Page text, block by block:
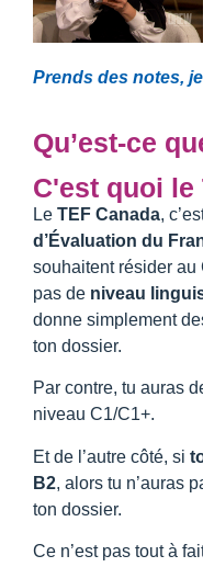
Prends des notes,
Qu’est-ce
C'est quoi le
Le TEF Canada,
d’Évaluation du
souhaitent résider au
pas de niveau
donne simplement
ton dossier.
Par contre, tu auras
niveau C1/C1+.
Et de l’autre côté, si
B2, alors tu n’auras
ton dossier.
Ce n’est pas tout à